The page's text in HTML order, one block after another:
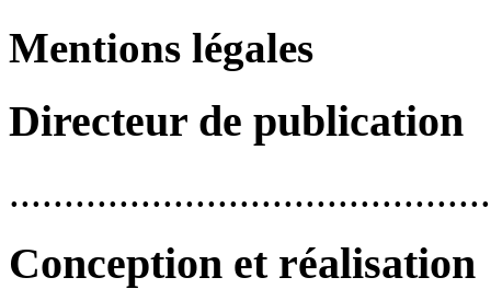
Mentions légales
Directeur de publication
Conception et réalisation